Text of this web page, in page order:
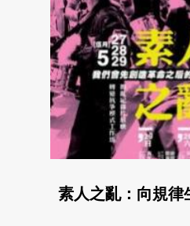
素人之亂：向規律